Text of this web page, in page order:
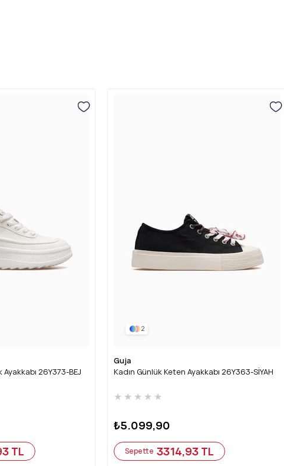
26Y373-BEJ
TL
2
Guja
Kadın Günlük Keten Ayakkabı 26Y363-SİYAH
★ ★ ★ ★ ★
₺5.099,90
Sepette 3314,93 TL